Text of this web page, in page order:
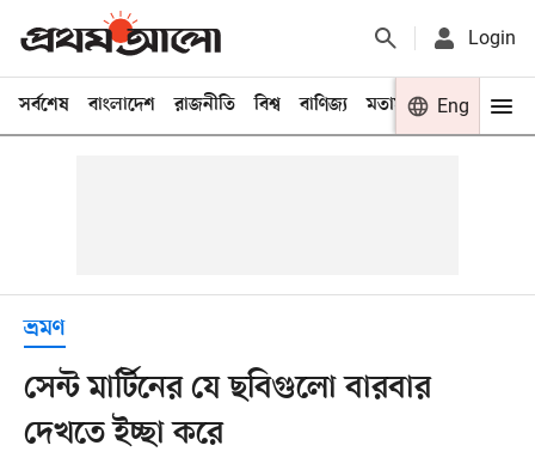
Login
সর্বশেষ বাংলাদেশ রাজনীতি বিশ্ব বাণিজ্য মতামত খেলা
Eng
ভ্রমণ
সেন্ট মার্টিনের যে ছবিগুলো বারবার
দেখতে ইচ্ছা করে